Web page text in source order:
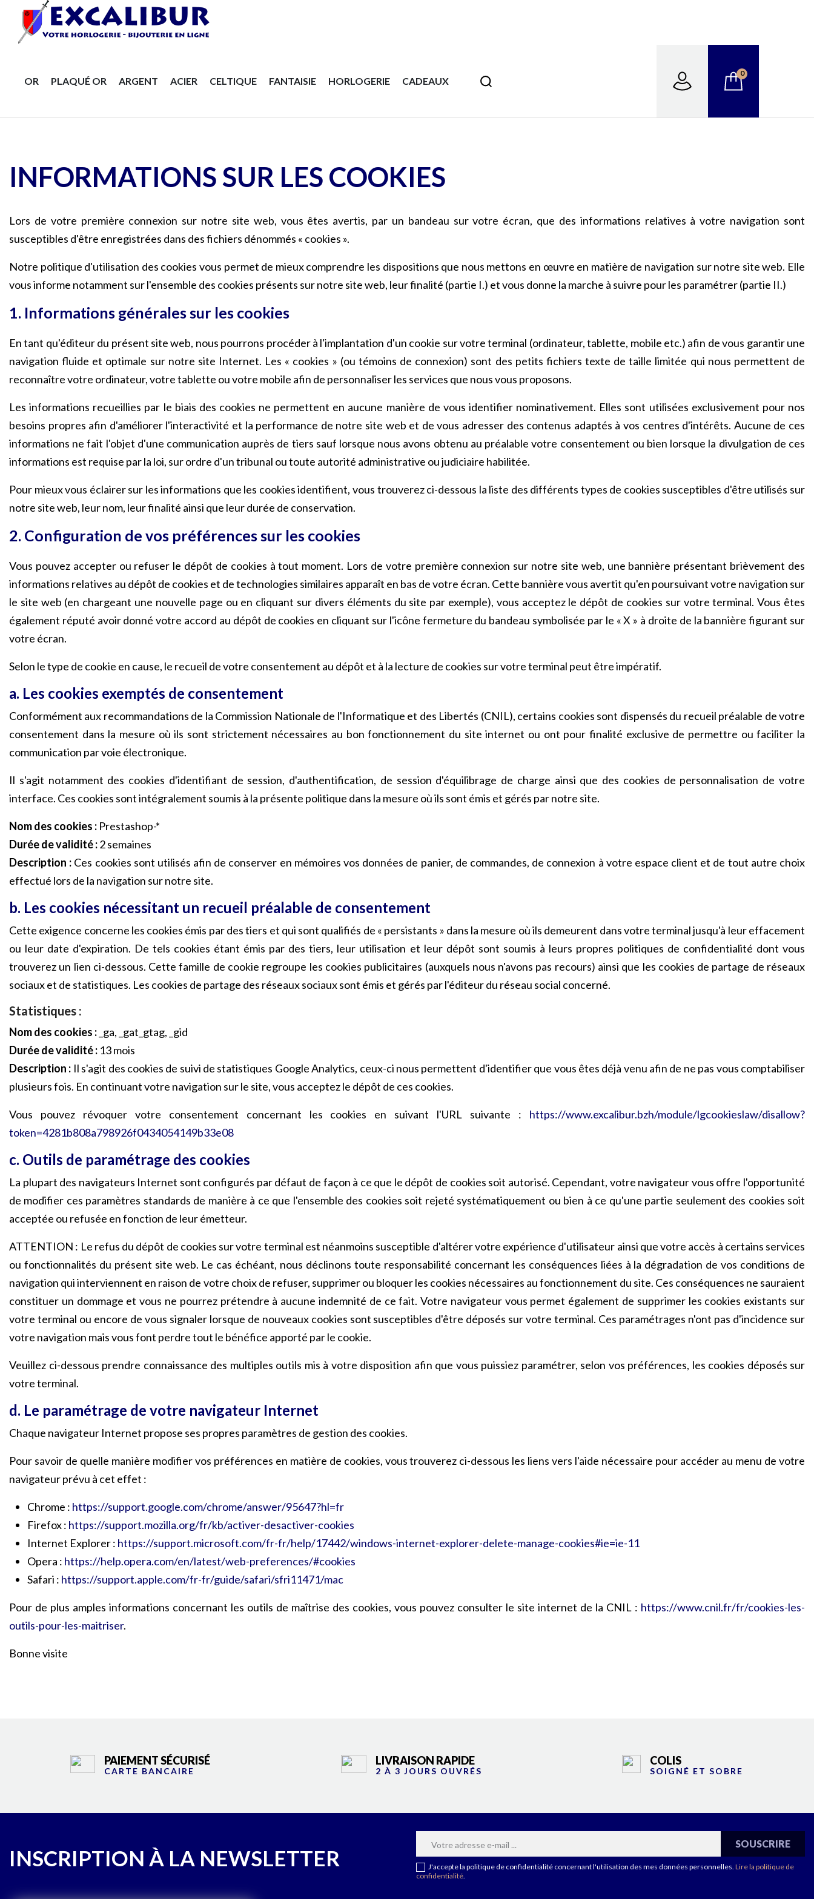
OR PLAQUÉ OR ARGENT ACIER CELTIQUE FANTAISIE HORLOGERIE CADEAUX
0
INFORMATIONS SUR LES COOKIES
Lors de votre première connexion sur notre site web, vous êtes avertis, par un bandeau sur votre écran, que des informations relatives à votre navigation sont
susceptibles d'être enregistrées dans des fichiers dénommés « cookies ».
Notre politique d'utilisation des cookies vous permet de mieux comprendre les dispositions que nous mettons en œuvre en matière de navigation sur notre site web. Elle
vous informe notamment sur l'ensemble des cookies présents sur notre site web, leur finalité (partie I.) et vous donne la marche à suivre pour les paramétrer (partie II.)
1. Informations générales sur les cookies
En tant qu'éditeur du présent site web, nous pourrons procéder à l'implantation d'un cookie sur votre terminal (ordinateur, tablette, mobile etc.) afin de vous garantir une
navigation fluide et optimale sur notre site Internet. Les « cookies » (ou témoins de connexion) sont des petits fichiers texte de taille limitée qui nous permettent de
reconnaître votre ordinateur, votre tablette ou votre mobile afin de personnaliser les services que nous vous proposons.
Les informations recueillies par le biais des cookies ne permettent en aucune manière de vous identifier nominativement. Elles sont utilisées exclusivement pour nos
besoins propres afin d'améliorer l'interactivité et la performance de notre site web et de vous adresser des contenus adaptés à vos centres d'intérêts. Aucune de ces
informations ne fait l'objet d'une communication auprès de tiers sauf lorsque nous avons obtenu au préalable votre consentement ou bien lorsque la divulgation de ces
informations est requise par la loi, sur ordre d'un tribunal ou toute autorité administrative ou judiciaire habilitée.
Pour mieux vous éclairer sur les informations que les cookies identifient, vous trouverez ci-dessous la liste des différents types de cookies susceptibles d'être utilisés sur
notre site web, leur nom, leur finalité ainsi que leur durée de conservation.
2. Configuration de vos préférences sur les cookies
Vous pouvez accepter ou refuser le dépôt de cookies à tout moment. Lors de votre première connexion sur notre site web, une bannière présentant brièvement des
informations relatives au dépôt de cookies et de technologies similaires apparaît en bas de votre écran. Cette bannière vous avertit qu'en poursuivant votre navigation sur
le site web (en chargeant une nouvelle page ou en cliquant sur divers éléments du site par exemple), vous acceptez le dépôt de cookies sur votre terminal. Vous êtes
également réputé avoir donné votre accord au dépôt de cookies en cliquant sur l'icône fermeture du bandeau symbolisée par le « X » à droite de la bannière figurant sur
votre écran.
Selon le type de cookie en cause, le recueil de votre consentement au dépôt et à la lecture de cookies sur votre terminal peut être impératif.
a. Les cookies exemptés de consentement
Conformément aux recommandations de la Commission Nationale de l'Informatique et des Libertés (CNIL), certains cookies sont dispensés du recueil préalable de votre
consentement dans la mesure où ils sont strictement nécessaires au bon fonctionnement du site internet ou ont pour finalité exclusive de permettre ou faciliter la
communication par voie électronique.
Il s'agit notamment des cookies d'identifiant de session, d'authentification, de session d'équilibrage de charge ainsi que des cookies de personnalisation de votre
interface. Ces cookies sont intégralement soumis à la présente politique dans la mesure où ils sont émis et gérés par notre site.
Nom des cookies : Prestashop-*
Durée de validité :2 semaines
Description : Ces cookies sont utilisés afin de conserver en mémoires vos données de panier, de commandes, de connexion à votre espace client et de tout autre choix
effectué lors de la navigation sur notre site.
b. Les cookies nécessitant un recueil préalable de consentement
Cette exigence concerne les cookies émis par des tiers et qui sont qualifiés de « persistants » dans la mesure où ils demeurent dans votre terminal jusqu'à leur effacement
ou leur date d'expiration. De tels cookies étant émis par des tiers, leur utilisation et leur dépôt sont soumis à leurs propres politiques de confidentialité dont vous
trouverez un lien ci-dessous. Cette famille de cookie regroupe les cookies publicitaires (auxquels nous n'avons pas recours) ainsi que les cookies de partage de réseaux
sociaux et de statistiques. Les cookies de partage des réseaux sociaux sont émis et gérés par l'éditeur du réseau social concerné.
Statistiques :
Nom des cookies : _ga, _gat_gtag, _gid
Durée de validité : 13 mois
Description : Il s'agit des cookies de suivi de statistiques Google Analytics, ceux-ci nous permettent d'identifier que vous êtes déjà venu afin de ne pas vous comptabiliser
plusieurs fois. En continuant votre navigation sur le site, vous acceptez le dépôt de ces cookies.
Vous pouvez révoquer votre consentement concernant les cookies en suivant l'URL suivante : https://www.excalibur.bzh/module/lgcookieslaw/disallow?
token=4281b808a798926f0434054149b33e08
c. Outils de paramétrage des cookies
La plupart des navigateurs Internet sont configurés par défaut de façon à ce que le dépôt de cookies soit autorisé. Cependant, votre navigateur vous offre l'opportunité
de modifier ces paramètres standards de manière à ce que l'ensemble des cookies soit rejeté systématiquement ou bien à ce qu'une partie seulement des cookies soit
acceptée ou refusée en fonction de leur émetteur.
ATTENTION : Le refus du dépôt de cookies sur votre terminal est néanmoins susceptible d'altérer votre expérience d'utilisateur ainsi que votre accès à certains services
ou fonctionnalités du présent site web. Le cas échéant, nous déclinons toute responsabilité concernant les conséquences liées à la dégradation de vos conditions de
navigation qui interviennent en raison de votre choix de refuser, supprimer ou bloquer les cookies nécessaires au fonctionnement du site. Ces conséquences ne sauraient
constituer un dommage et vous ne pourrez prétendre à aucune indemnité de ce fait. Votre navigateur vous permet également de supprimer les cookies existants sur
votre terminal ou encore de vous signaler lorsque de nouveaux cookies sont susceptibles d'être déposés sur votre terminal. Ces paramétrages n'ont pas d'incidence sur
votre navigation mais vous font perdre tout le bénéfice apporté par le cookie.
Veuillez ci-dessous prendre connaissance des multiples outils mis à votre disposition afin que vous puissiez paramétrer, selon vos préférences, les cookies déposés sur
votre terminal.
d. Le paramétrage de votre navigateur Internet
Chaque navigateur Internet propose ses propres paramètres de gestion des cookies.
Pour savoir de quelle manière modifier vos préférences en matière de cookies, vous trouverez ci-dessous les liens vers l'aide nécessaire pour accéder au menu de votre
navigateur prévu à cet effet :
Chrome : https://support.google.com/chrome/answer/95647?hl=fr
Firefox : https://support.mozilla.org/fr/kb/activer-desactiver-cookies
Internet Explorer : https://support.microsoft.com/fr-fr/help/17442/windows-internet-explorer-delete-manage-cookies#ie=ie-11
Opera : https://help.opera.com/en/latest/web-preferences/#cookies
Safari : https://support.apple.com/fr-fr/guide/safari/sfri11471/mac
Pour de plus amples informations concernant les outils de maîtrise des cookies, vous pouvez consulter le site internet de la CNIL : https://www.cnil.fr/fr/cookies-les-
outils-pour-les-maitriser.
Bonne visite
PAIEMENT SÉCURISÉ
CARTE BANCAIRE
LIVRAISON RAPIDE
2 À 3 JOURS OUVRÉS
COLIS
SOIGNÉ ET SOBRE
INSCRIPTION À LA NEWSLETTER J'accepte la politique de confidentialité concernant l'utilisation des mes données personnelles. Lire la politique de
confidentialité.